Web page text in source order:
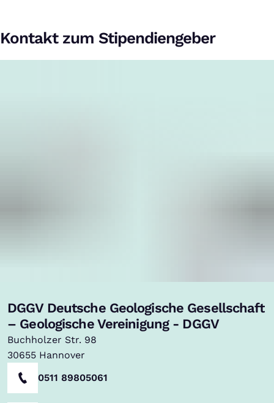
Kontakt zum Stipendiengeber
DGGV Deutsche Geologische Gesellschaft
– Geologische Vereinigung - DGGV
Buchholzer Str. 98
30655 Hannover
0511 89805061